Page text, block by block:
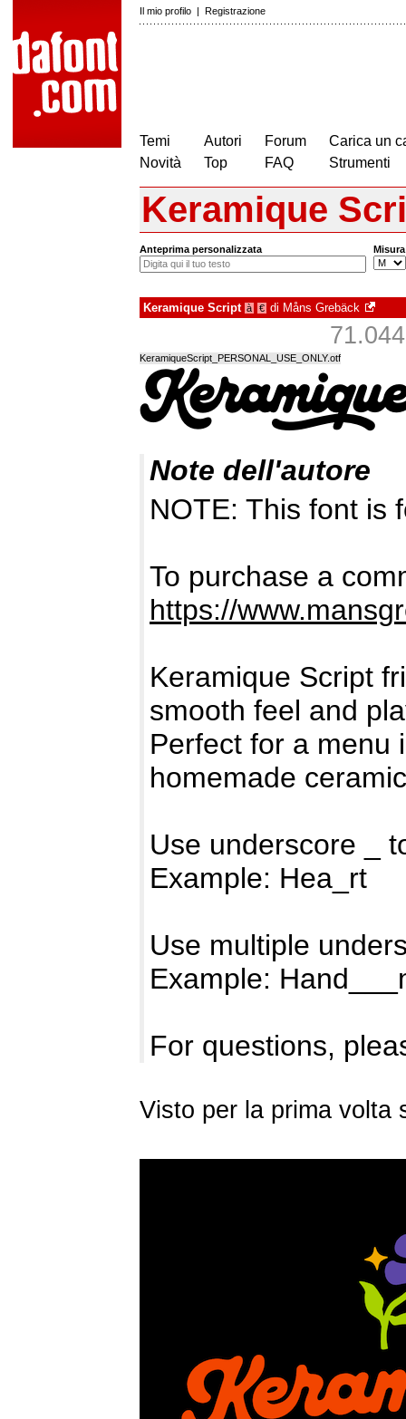
Il mio profilo | Registrazione
Temi
Novità
Autori
Top
Forum
FAQ
Carica un
Strumenti
Keramique
Anteprima personalizzata Misura
Keramique Script à € di Måns Grebäck
KeramiqueScript_PERSONAL_USE_ONLY.otf
Note dell'autore
NOTE: This font is
To purchase a
https://
Keramique Script
smooth feel and
Perfect for a menu
homemade
Use underscore _
Example: Hea_rt
Use multiple
Example:
For questions,
Visto per la prima volta